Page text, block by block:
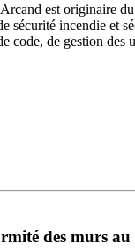
est originaire
sécurité incendie et
code, de gestion des
des murs